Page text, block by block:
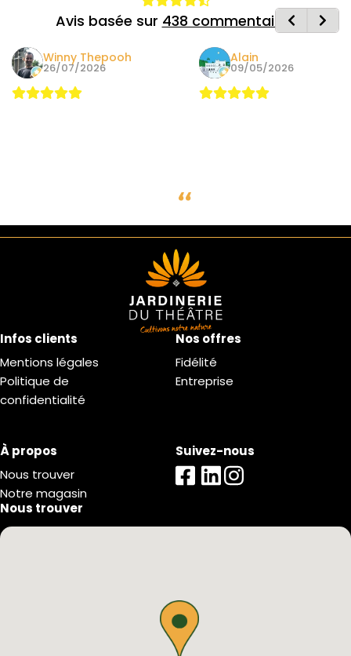
Avis basée sur 438 commentaires
Winny Thepooh
26/07/2026
Alain
09/05/2026
Infos clients
Mentions légales
Politique de
confidentialité
Nos offres
Fidélité
Entreprise
À propos
Nous trouver
Notre magasin
Suivez-nous
Nous trouver